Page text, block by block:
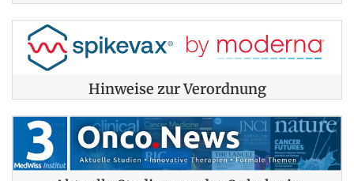
Hinweise zur Verordnung